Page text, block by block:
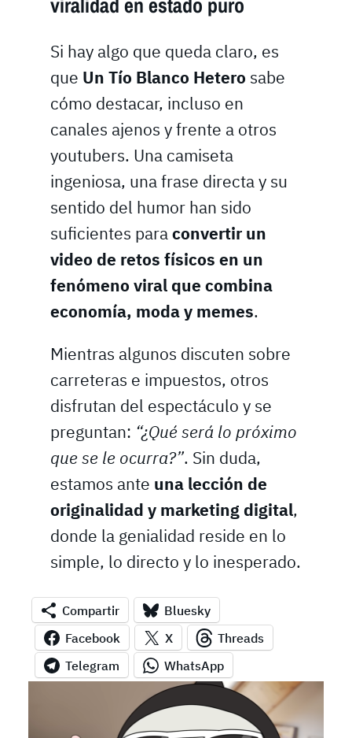
Si hay algo que queda claro, es
que Un Tío Blanco Hetero sabe
cómo destacar, incluso en
canales ajenos y frente a otros
youtubers. Una camiseta
ingeniosa, una frase directa y su
sentido del humor han sido
suficientes paraconvertir un
video de retos físicos en un
fenómeno viral que combina
economía, moda y memes.
Mientras algunos discuten sobre
carreteras e impuestos, otros
disfrutan del espectáculo y se
preguntan: “¿Qué será lo próximo
que se le ocurra?”. Sin duda,
estamos ante una lección de
originalidad y marketing digital,
donde la genialidad reside en lo
simple, lo directo y lo inesperado.
Compartir
Bluesky
Facebook
X
Threads
Telegram
WhatsApp